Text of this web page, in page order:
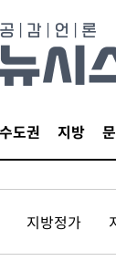
수도권 지방
지방정가